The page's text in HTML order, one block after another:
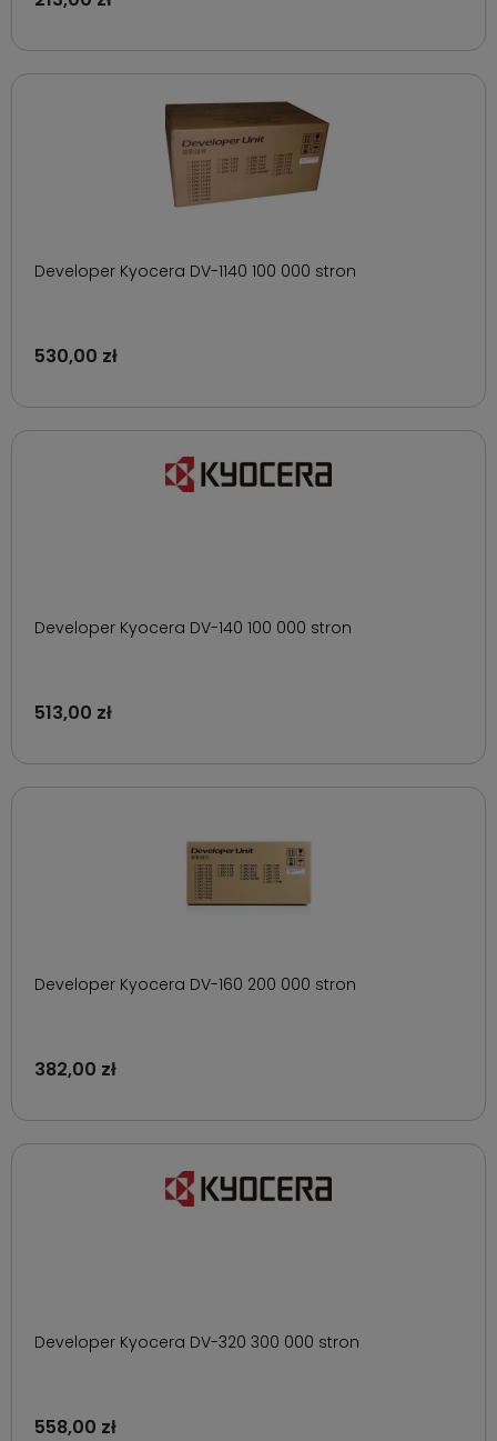
Developer Kyocera DV-1140 100 000 stron
530,00 zł
Developer Kyocera DV-140 100 000 stron
513,00 zł
Developer Kyocera DV-160 200 000 stron
382,00 zł
Developer Kyocera DV-320 300 000 stron
558,00 zł